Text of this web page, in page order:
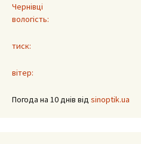
Чернівці
вологість:
тиск:
вітер:
Погода на 10 днів від sinoptik.ua